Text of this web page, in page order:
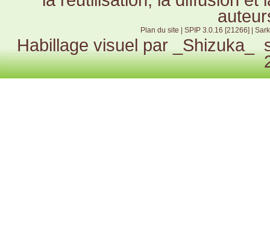
Plan du site SPIP 3.0.16 [21266]
Habillage visuel par _Shizuka_